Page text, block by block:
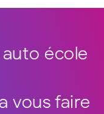
école
vous faire